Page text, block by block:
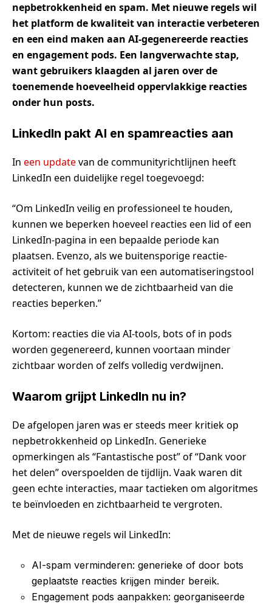
nepbetrokkenheid en spam. Met nieuwe regels wil
het platform de kwaliteit van interactie verbeteren
en een eind maken aan AI-gegenereerde reacties
en engagement pods. Een langverwachte stap,
want gebruikers klaagden al jaren over de
toenemende hoeveelheid oppervlakkige reacties
onder hun posts.
LinkedIn pakt AI en spamreacties aan
In een updatevan de communityrichtlijnen heeft
LinkedIn een duidelijke regel toegevoegd:
“Om LinkedIn veilig en professioneel te houden,
kunnen we beperken hoeveel reacties een lid of een
LinkedIn-pagina in een bepaalde periode kan
plaatsen. Evenzo, als we buitensporige reactie-
activiteit of het gebruik van een automatiseringstool
detecteren, kunnen we de zichtbaarheid van die
reacties beperken.”
Kortom: reacties die via AI-tools, bots of in pods
worden gegenereerd, kunnen voortaan minder
zichtbaar worden of zelfs volledig verdwijnen.
Waarom grijpt LinkedIn nu in?
De afgelopen jaren was er steeds meer kritiek op
nepbetrokkenheid op LinkedIn. Generieke
opmerkingen als “Fantastische post” of “Dank voor
het delen” overspoelden de tijdlijn. Vaak waren dit
geen echte interacties, maar tactieken om algoritmes
te beïnvloeden en zichtbaarheid te vergroten.
Met de nieuwe regels wil LinkedIn:
AI-spam verminderen: generieke of door bots
geplaatste reacties krijgen minder bereik.
Engagement pods aanpakken: georganiseerde